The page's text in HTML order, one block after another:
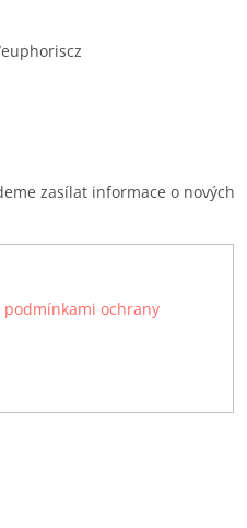
zasílat informace o nových
podmínkami ochrany